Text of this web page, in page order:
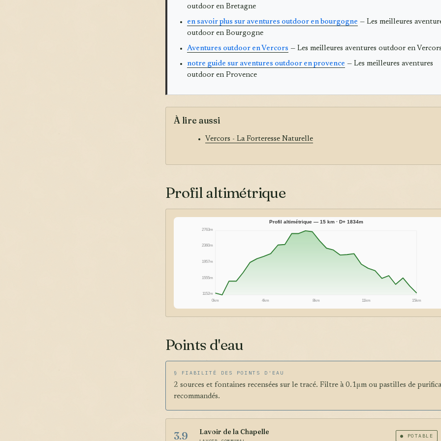
outdoor en Bretagne
en savoir plus sur aventures outdoor en bourgogne — Les meilleures
outdoor en Bourgogne
Aventures outdoor en Vercors — Les meilleures aventures outdoor en
notre guide sur aventures outdoor en provence — Les meilleures aventures
outdoor en Provence
À lire aussi
Vercors - La Forteresse Naturelle
Profil altimétrique
1152m
1555m
1957m
2360m
2763m
0km 4km 8km 11km 15km
Profil altimétrique — 15 km · D+ 1834m
Points d'eau
§ FIABILITÉ DES POINTS D'EAU
2 sources et fontaines recensées sur le tracé. Filtre à 0.1μm ou pastilles de
recommandés.
3.9 Lavoir de la Chapelle ● POTABLE